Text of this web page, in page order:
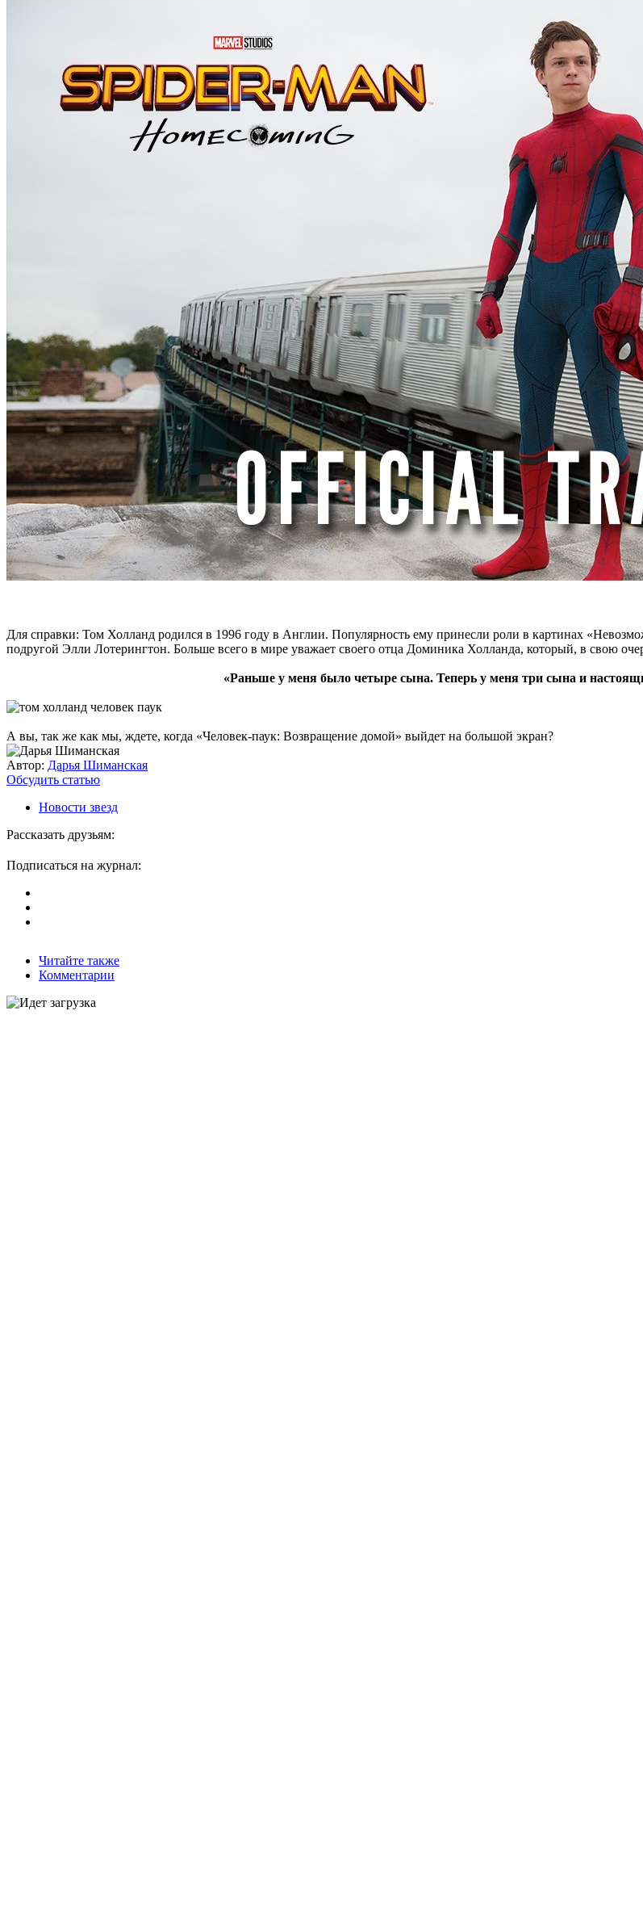
Для справки: Том Холланд родился в 1996 году в Англии. Популярность ему принесли роли в картинах
подругой Элли Лотерингтон. Больше всего в мире уважает своего отца Доминика Холланда, который, в свою
«Раньше у меня было четыре сына. Теперь у меня три сына и
А вы, так же как мы, ждете, когда «Человек-паук: Возвращение домой» выйдет на большой экран?
Автор: Дарья Шиманская
Обсудить статью
Новости звезд
Рассказать друзьям:
Подписаться на журнал:
Читайте также
Комментарии